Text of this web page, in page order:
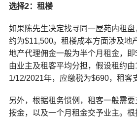
选择2：租楼
如果陈先生决定找寻同一屋苑内租
约为$11,500。租楼成本方面涉及地
地产代理佣金一般为半个月租金，即
由业主及租客平均分担，假设租约由
1/12/2021年，应缴税为$690，租客
另外，根据租务惯例，租客一般需
按金，以及一个月租金交予业主。